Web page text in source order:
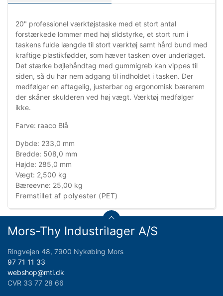
20" professionel værktøjstaske med et stort antal
forstærkede lommer med høj slidstyrke, et stort rum i
taskens fulde længde til stort værktøj samt hård bund med
kraftige plastikfødder, som hæver tasken over underlaget.
Det stærke bøjlehåndtag med gummigreb kan vippes til
siden, så du har nem adgang til indholdet i tasken. Der
medfølger en aftagelig, justerbar og ergonomisk bærerem
der skåner skulderen ved høj vægt. Værktøj medfølger
ikke.
Farve: raaco Blå
Dybde: 233,0 mm
Bredde: 508,0 mm
Højde: 285,0 mm
Vægt: 2,500 kg
Bæreevne: 25,00 kg
Fremstillet af polyester (PET)
Mors-Thy Industrilager A/S
Ringvejen 48, 7900 Nykøbing Mors
97 71 11 33
webshop@mti.dk
CVR 33 77 28 66